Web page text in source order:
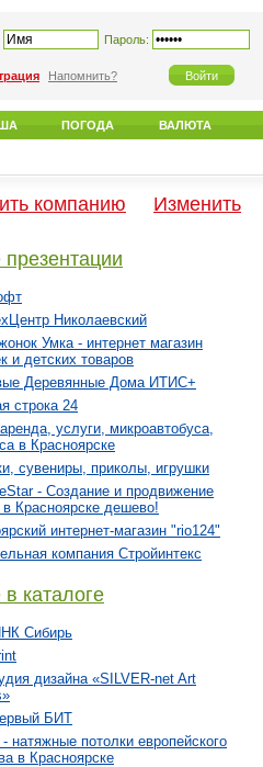
Пароль:
Напомнить?
ПОГОДА ВАЛЮТА
компанию Изменить
Николаевский
Умка - интернет магазин
и детских товаров
Деревянные Дома ИТИС+
строка 24
услуги, микроавтобуса,
в Красноярске
сувениры, приколы, игрушки
- Создание и продвижение
в Красноярске дешево!
интернет-магазин "rio124"
компания Стройинтекс
каталоге
Сибирь
дизайна «SILVER-net Art
БИТ
натяжные потолки европейского
в Красноярске